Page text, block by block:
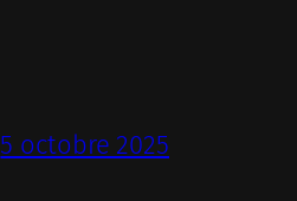
5 octobre 2025